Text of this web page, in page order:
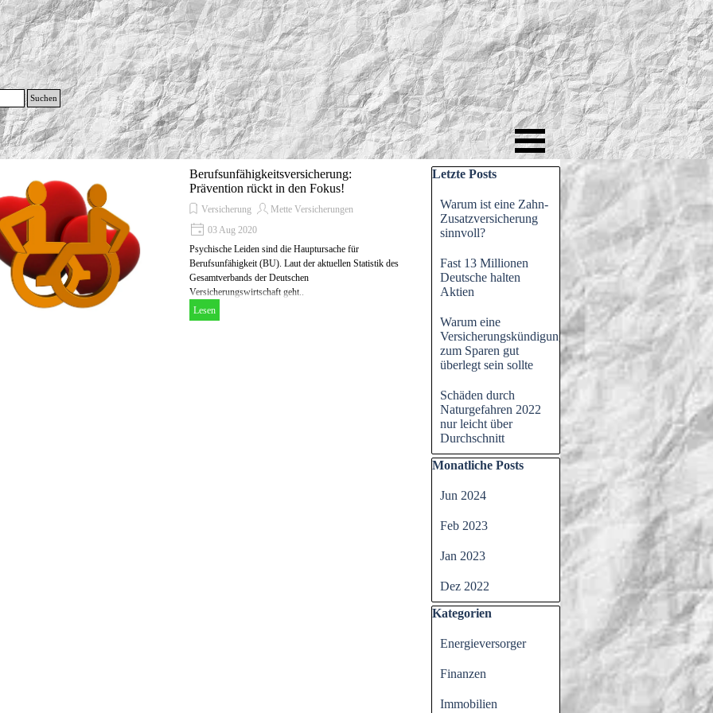
Suchen
Menü überspringen
Berufsunfähigkeitsversicherung:
Prävention rückt in den Fokus!
Versicherung
Mette Versicherungen
03 Aug 2020
Psychische Leiden sind die Hauptursache für
Berufsunfähigkeit (BU). Laut der aktuellen Statistik des
Gesamtverbands der Deutschen
Versicherungswirtschaft geht..
Lesen
Block überspringen Letzte Posts
Letzte Posts
Warum ist eine Zahn-
Zusatzversicherung
sinnvoll?
Fast 13 Millionen
Deutsche halten
Aktien
Warum eine
Versicherungskündigung
zum Sparen gut
überlegt sein sollte
Schäden durch
Naturgefahren 2022
nur leicht über
Durchschnitt
Block überspringen Monatliche Posts
Monatliche Posts
Jun 2024
Feb 2023
Jan 2023
Dez 2022
Block überspringen Kategorien
Kategorien
Energieversorger
Finanzen
Immobilien